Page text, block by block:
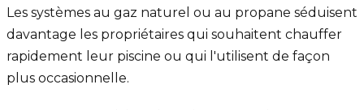
Les systèmes au gaz naturel ou au propane séduisent
davantage les propriétaires qui souhaitent chauffer
rapidement leur piscine ou qui l'utilisent de façon
plus occasionnelle.